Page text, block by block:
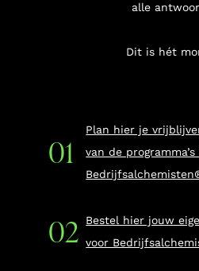
alle
Dit is hét
Plan hier je
van de
Bestel hier jouw
voor